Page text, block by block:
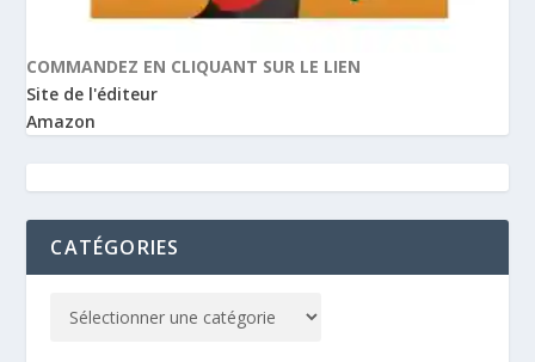
COMMANDEZ EN CLIQUANT SUR LE LIEN
Site de l'éditeur
Amazon
CATÉGORIES